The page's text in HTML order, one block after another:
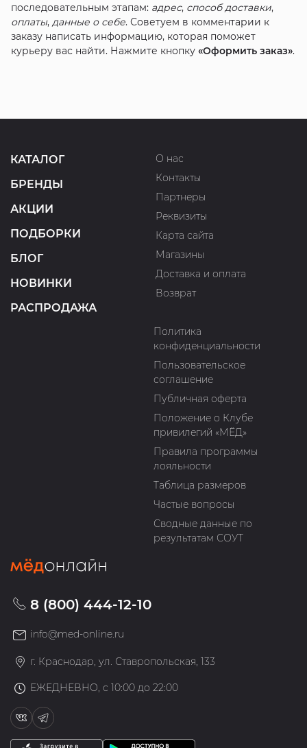
последовательным этапам: адрес, способ доставки,
оплаты, данные о себе. Советуем в комментарии к
заказу написать информацию, которая поможет
курьеру вас найти. Нажмите кнопку «Оформить заказ».
КАТАЛОГ
БРЕНДЫ
АКЦИИ
ПОДБОРКИ
БЛОГ
НОВИНКИ
РАСПРОДАЖА
О нас
Контакты
Партнеры
Реквизиты
Карта сайта
Магазины
Доставка и оплата
Возврат
Политика
конфиденциальности
Пользовательское
соглашение
Публичная оферта
Положение о Клубе
привилегий «МЁД»
Правила программы
лояльности
Таблица размеров
Частые вопросы
Сводные данные по
результатам СОУТ
8 (800) 444-12-10
info@med-online.ru
г. Краснодар, ул. Ставропольская, 133
ЕЖЕДНЕВНО, с 10:00 до 22:00